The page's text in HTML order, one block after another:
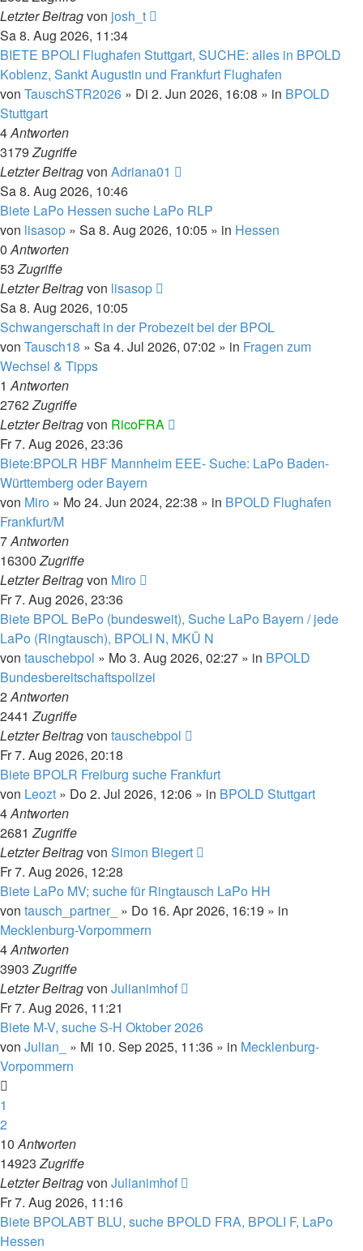
Letzter Beitragvon josh_t
Sa 8. Aug 2026, 11:34
BIETE BPOLI Flughafen Stuttgart, SUCHE: alles in BPOLD
Koblenz, Sankt Augustin und Frankfurt Flughafen
von TauschSTR2026 » Di 2. Jun 2026, 16:08 » in BPOLD
Stuttgart
4Antworten
3179Zugriffe
Letzter Beitragvon Adriana01
Sa 8. Aug 2026, 10:46
Biete LaPo Hessen suche LaPo RLP
von lisasop » Sa 8. Aug 2026, 10:05 » in Hessen
0Antworten
53Zugriffe
Letzter Beitragvon lisasop
Sa 8. Aug 2026, 10:05
Schwangerschaft in der Probezeit bei der BPOL
von Tausch18 » Sa 4. Jul 2026, 07:02 » in Fragen zum
Wechsel & Tipps
1Antworten
2762Zugriffe
Letzter Beitragvon RicoFRA
Fr 7. Aug 2026, 23:36
Biete:BPOLR HBF Mannheim EEE- Suche: LaPo Baden-
Württemberg oder Bayern
von Miro » Mo 24. Jun 2024, 22:38 » in BPOLD Flughafen
Frankfurt/M
7Antworten
16300Zugriffe
Letzter Beitragvon Miro
Fr 7. Aug 2026, 23:36
Biete BPOL BePo (bundesweit), Suche LaPo Bayern / jede
LaPo (Ringtausch), BPOLI N, MKÜ N
von tauschebpol » Mo 3. Aug 2026, 02:27 » in BPOLD
Bundesbereitschaftspolizei
2Antworten
2441Zugriffe
Letzter Beitragvon tauschebpol
Fr 7. Aug 2026, 20:18
Biete BPOLR Freiburg suche Frankfurt
von Leozt » Do 2. Jul 2026, 12:06 » in BPOLD Stuttgart
4Antworten
2681Zugriffe
Letzter Beitragvon Simon Biegert
Fr 7. Aug 2026, 12:28
Biete LaPo MV; suche für Ringtausch LaPo HH
von tausch_partner_ » Do 16. Apr 2026, 16:19 » in
Mecklenburg-Vorpommern
4Antworten
3903Zugriffe
Letzter Beitragvon Julianimhof
Fr 7. Aug 2026, 11:21
Biete M-V, suche S-H Oktober 2026
von Julian_ » Mi 10. Sep 2025, 11:36 » in Mecklenburg-
Vorpommern
1
2
10Antworten
14923Zugriffe
Letzter Beitragvon Julianimhof
Fr 7. Aug 2026, 11:16
Biete BPOLABT BLU, suche BPOLD FRA, BPOLI F, LaPo
Hessen